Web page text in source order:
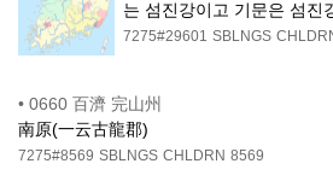
는 섬진강이고 기문은 섬진
7275#29601 SBLNGS
• 0660 百濟 完山州
南原(一云古龍郡)
7275#8569 SBLNGS CHLDRN 8569